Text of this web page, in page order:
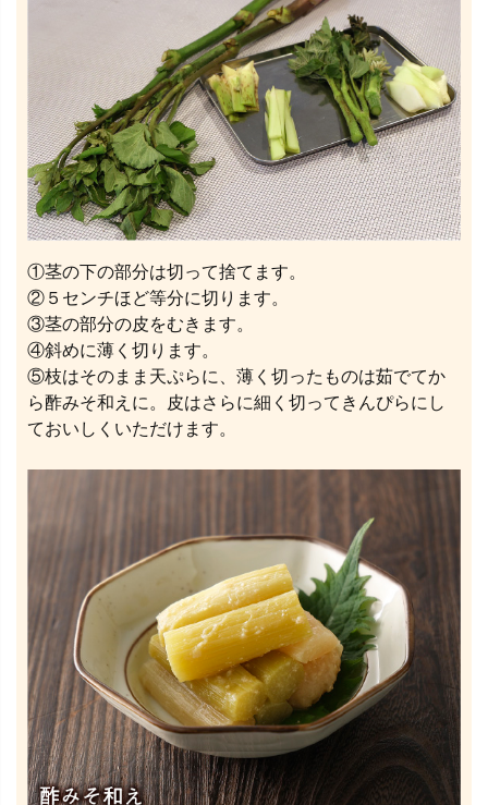
①茎の下の部分は切って捨てます。
②５センチほど等分に切ります。
③茎の部分の皮をむきます。
④斜めに薄く切ります。
⑤枝はそのまま天ぷらに、薄く切ったものは茹でてか
ら酢みそ和えに。皮はさらに細く切ってきんぴらにし
ておいしくいただけます。